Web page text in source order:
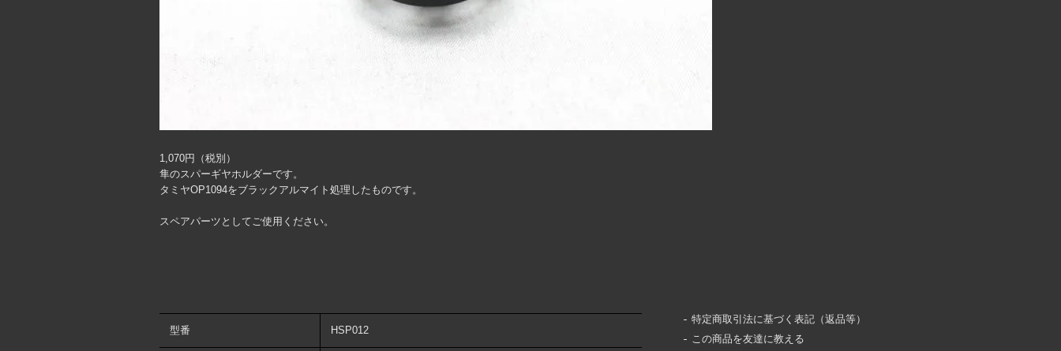
1,070円（税別）
隼のスパーギヤホルダーです。
タミヤOP1094をブラックアルマイト処理したものです。
スペアパーツとしてご使用ください。
型番 HSP012
特定商取引法に基づく表記（返品等）
この商品を友達に教える